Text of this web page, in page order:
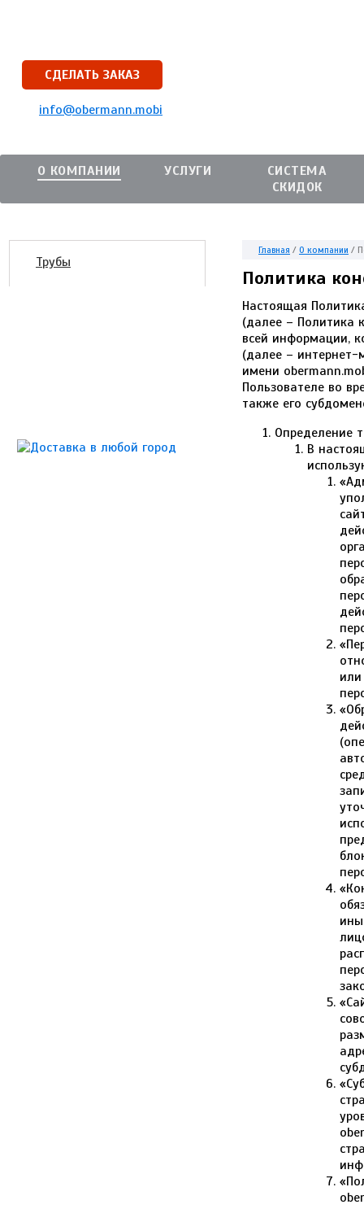
СДЕЛАТЬ ЗАКАЗ
info@obermann.mobi
О КОМПАНИИ УСЛУГИ
СИСТЕМА
СКИДОК
Трубы
Главная / О компании /
Политика
Настоящая
(далее – Политика
всей информации,
(далее –
имени
Пользователе во
также его
Определение
В